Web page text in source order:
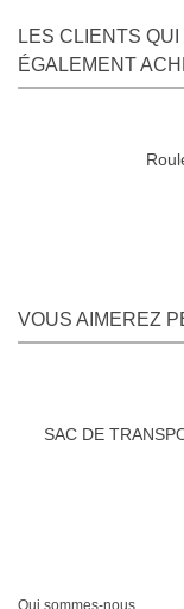
LES CLIENTS
ÉGALEMENT
VOUS AIMEREZ
SAC DE
Qui sommes-nous